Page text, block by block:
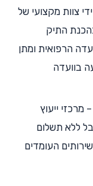
צוות מקצועי של
התיק
הרפואית ומתן
בוועדה
– מרכזי ייעוץ
ללא תשלום
העומדים